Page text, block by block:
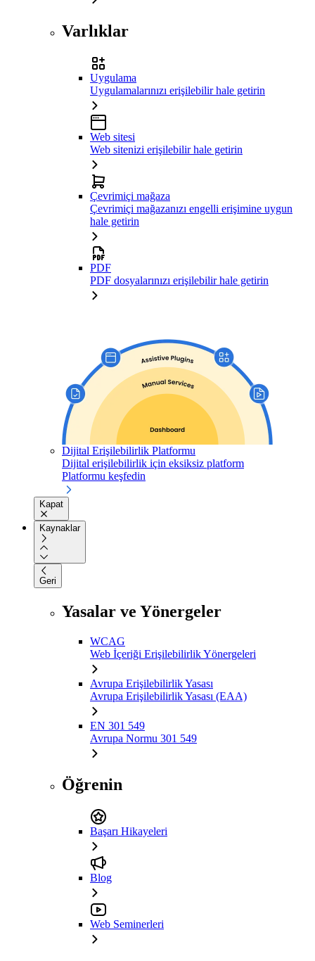
Varlıklar
Uygulama
Uygulamalarınızı erişilebilir hale getirin
Web sitesi
Web sitenizi erişilebilir hale getirin
Çevrimiçi mağaza
Çevrimiçi mağazanızı engelli erişimine uygun
hale getirin
PDF
PDF dosyalarınızı erişilebilir hale getirin
Dijital Erişilebilirlik Platformu
Dijital erişilebilirlik için eksiksiz platform
Platformu keşfedin
Kapat
Kaynaklar
Geri
Yasalar ve Yönergeler
WCAG
Web İçeriği Erişilebilirlik Yönergeleri
Avrupa Erişilebilirlik Yasası
Avrupa Erişilebilirlik Yasası (EAA)
EN 301 549
Avrupa Normu 301 549
Öğrenin
Başarı Hikayeleri
Blog
Web Seminerleri